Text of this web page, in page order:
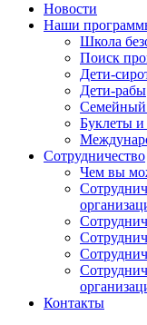
Новости
Наши
Школа
Поиск
Дети-
Дети-рабы
Семейный
Буклеты
Сотрудничество
Чем вы
Контакты